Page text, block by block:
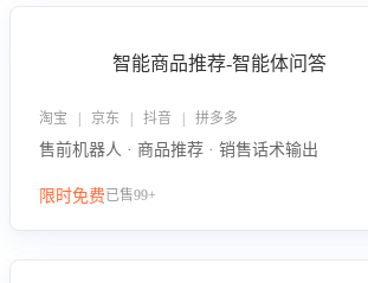
智能商品推荐-智能体问答
淘宝 | 京东 | 抖音 | 拼多多
售前机器人 · 商品推荐 · 销售话术输出
限时免费已售99+